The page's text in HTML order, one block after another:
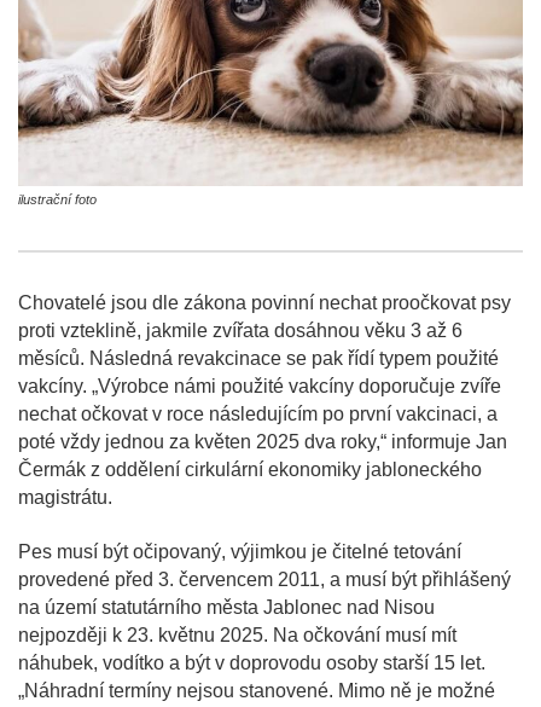
ilustrační foto
Chovatelé jsou dle zákona povinní nechat proočkovat psy
proti vzteklině, jakmile zvířata dosáhnou věku 3 až 6
měsíců. Následná revakcinace se pak řídí typem použité
vakcíny. „Výrobce námi použité vakcíny doporučuje zvíře
nechat očkovat v roce následujícím po první vakcinaci, a
poté vždy jednou za květen 2025 dva roky,“ informuje Jan
Čermák z oddělení cirkulární ekonomiky jabloneckého
magistrátu.
Pes musí být očipovaný, výjimkou je čitelné tetování
provedené před 3. červencem 2011, a musí být přihlášený
na území statutárního města Jablonec nad Nisou
nejpozději k 23. květnu 2025. Na očkování musí mít
náhubek, vodítko a být v doprovodu osoby starší 15 let.
„Náhradní termíny nejsou stanovené. Mimo ně je možné